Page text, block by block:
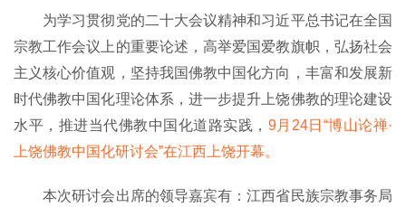
为学习贯彻党的二十大会议精神和习近平总书记在全国
宗教工作会议上的重要论述，高举爱国爱教旗帜，弘扬社会
主义核心价值观，坚持我国佛教中国化方向，丰富和发展新
时代佛教中国化理论体系，进一步提升上饶佛教的理论建设
水平，推进当代佛教中国化道路实践， 9月24日“博山论禅·
上饶佛教中国化研讨会”在江西上饶开幕。
本次研讨会出席的领导嘉宾有：江西省民族宗教事务局